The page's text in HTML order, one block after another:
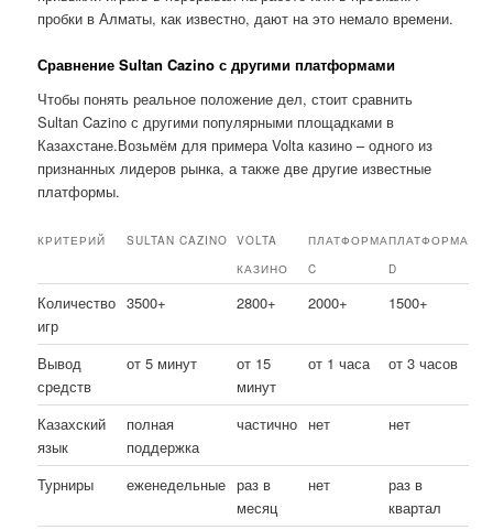
пробки в Алматы, как известно, дают на это немало времени.
Сравнение Sultan Cazino с другими платформами
Чтобы понять реальное положение дел, стоит сравнить
Sultan Cazino с другими популярными площадками в
Казахстане.Возьмём для примера Volta казино – одного из
признанных лидеров рынка, а также две другие известные
платформы.
КРИТЕРИЙ SULTAN CAZINO
VOLTA
КАЗИНО
ПЛАТФОРМА
C
ПЛАТФОРМА
D
Количество
игр
3500+ 2800+ 2000+ 1500+
Вывод
средств
от 5 минут
от 15
минут
от 1 часа от 3 часов
Казахский
язык
полная
поддержка
частично нет нет
Турниры еженедельные раз в
месяц
нет
раз в
квартал